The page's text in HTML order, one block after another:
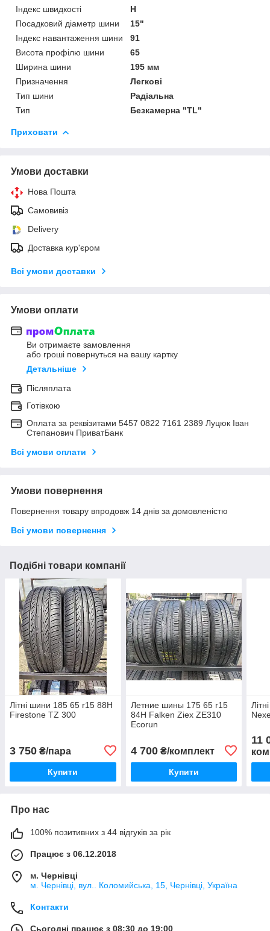
Індекс швидкості
H
Посадковий діаметр шини
15"
Індекс навантаження шини
91
Висота профілю шини
65
Ширина шини
195 мм
Призначення
Легкові
Тип шини
Радіальна
Тип
Безкамерна "TL"
Приховати
Умови доставки
Нова Пошта
Самовивіз
Delivery
Доставка кур'єром
Всі умови доставки
Умови оплати
Ви отримаєте замовлення
або гроші повернуться на вашу картку
Детальніше
Післяплата
Готівкою
Оплата за реквізитами 5457 0822 7161 2389 Луцюк Іван
Степанович ПриватБанк
Всі умови оплати
Умови повернення
Повернення товару впродовж 14 днів за домовленістю
Всі умови повернення
Подібні товари компанії
Літні шини 185 65 r15 88H
Firestone TZ 300
3 750 ₴/пара
Купити
Летние шины 175 65 r15
84H Falken Ziex ZE310
Ecorun
4 700₴/комплект
Купити
11
Про нас
100% позитивних з 44 відгуків за рік
Працює з 06.12.2018
м. Чернівці
м. Чернівці, вул.. Коломийська, 15, Чернівці, Україна
Контакти
Сьогодні працює з 08:30 до 19:00